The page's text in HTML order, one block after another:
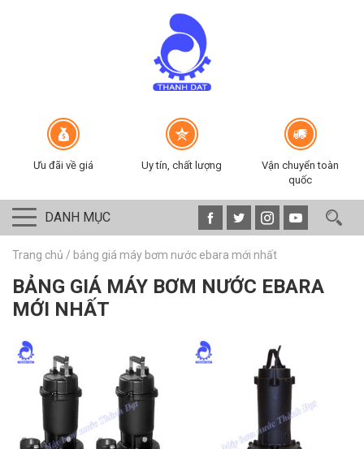
Ưu đãi về giá Uy tín, chất lượng
Vận chuyển toàn
quốc
DANH MỤC
Trang chủ / bảng giá máy bơm nước ebara mới nhất
BẢNG GIÁ MÁY BƠM NƯỚC EBARA
MỚI NHẤT